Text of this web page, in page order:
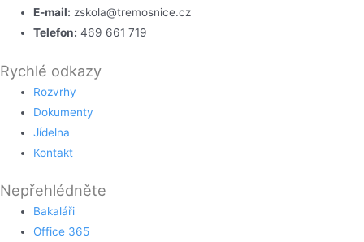
E-mail: zskola@tremosnice.cz
Telefon: 469 661 719
Rychlé odkazy
Rozvrhy
Dokumenty
Jídelna
Kontakt
Nepřehlédněte
Bakaláři
Office 365